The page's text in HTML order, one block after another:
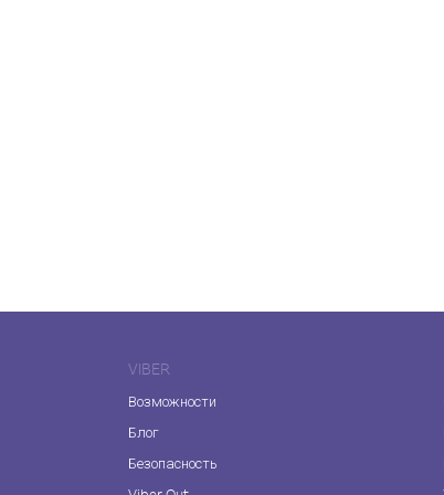
VIBER
Возможности
Блог
Безопасность